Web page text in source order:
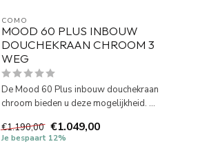
COMO
MOOD 60 PLUS INBOUW
DOUCHEKRAAN CHROOM 3
WEG
De Mood 60 Plus inbouw douchekraan
chroom bieden u deze mogelijkheid. ...
€1.190,00 €1.049,00
Je bespaart 12%